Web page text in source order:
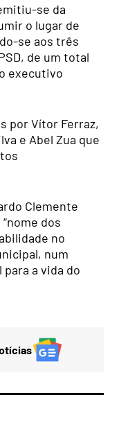
se da
o lugar de
se aos três
de um total
executivo
por Vítor Ferraz,
e Abel Zua que
Clemente
dos
no
num
a vida do